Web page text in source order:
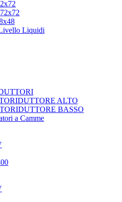
Liquidi
ALTO
BASSO
a Camme